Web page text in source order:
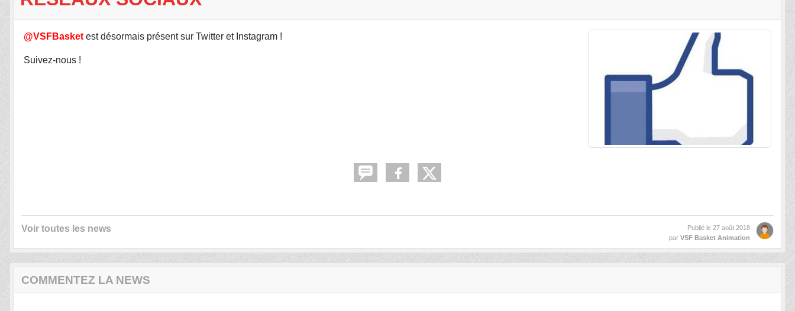
@VSFBasket est désormais présent sur Twitter et Instagram !
Suivez-nous !
Voir toutes les news Publié le 27 août 2018
par VSF Basket Animation
COMMENTEZ LA NEWS